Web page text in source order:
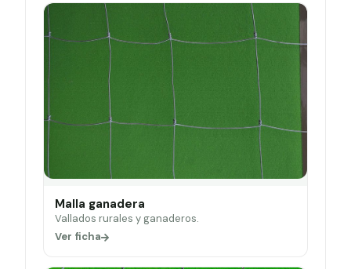
Malla ganadera
Vallados rurales y ganaderos.
Ver ficha